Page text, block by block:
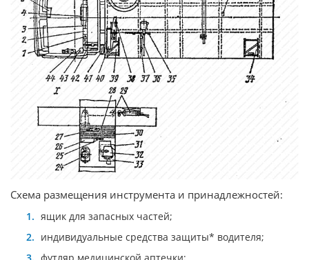
Схема размещения инструмента и принадлежностей:
ящик для запасных частей;
индивидуальные средства защиты* водителя;